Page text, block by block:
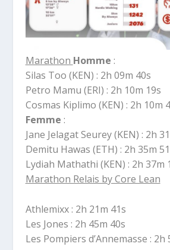
Marathon Homme :
Silas Too (KEN) : 2h 09m 40s
Petro Mamu (ERI) : 2h 10m 19s
Cosmas Kiplimo (KEN) : 2h 10m
Femme :
Jane Jelagat Seurey (KEN) : 2h
Demitu Hawas (ETH) : 2h 35m
Lydiah Mathathi (KEN) : 2h 37m
Marathon Relais by Core Lean
Athlemixx : 2h 21m 41s
Les Jones : 2h 45m 40s
Les Pompiers d’Annemasse : 2h